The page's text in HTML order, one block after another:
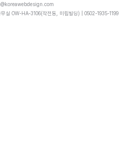
무실 OW-HA-3106(작전동, 미림빌딩) |0502-1935-1199